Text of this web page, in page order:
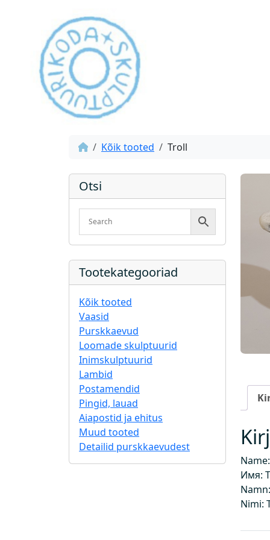
Kõik tooted Troll
Otsi
Tootekategooriad
Kõik tooted
Vaasid
Purskkaevud
Loomade skulptuurid
Inimskulptuurid
Lambid
Postamendid
Pingid, lauad
Aiapostid ja ehitus
Muud tooted
Detailid purskkaevudest
Имя:
Nimi: